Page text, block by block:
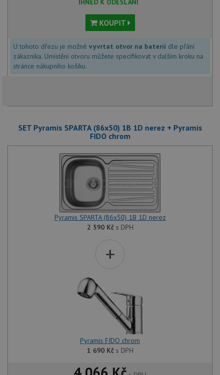
KOUPIT
U tohoto dřezu je možné vyvrtat otvor na baterii dle přání
zákazníka. Umístění otvoru můžete specifikovat v dalším kroku na
stránce nákupního košíku.
SET Pyramis SPARTA (86x50) 1B 1D nerez + Pyramis
FIDO chrom
Pyramis SPARTA (86x50) 1B 1D nerez
2 590 Kčs DPH
+
Pyramis FIDO chrom
1 690 Kčs DPH